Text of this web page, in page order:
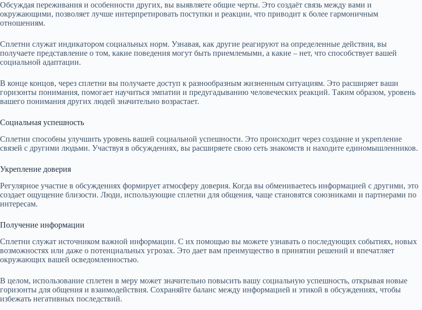
Обсуждая переживания и особенности других, вы выявляете общие черты. Это создаёт связь между вами и
окружающими, позволяет лучше интерпретировать поступки и реакции, что приводит к более гармоничным
отношениям.
Сплетни служат индикатором социальных норм. Узнавая, как другие реагируют на определенные действия, вы
получаете представление о том, какие поведения могут быть приемлемыми, а какие – нет, что способствует вашей
социальной адаптации.
В конце концов, через сплетни вы получаете доступ к разнообразным жизненным ситуациям. Это расширяет ваши
горизонты понимания, помогает научиться эмпатии и предугадыванию человеческих реакций. Таким образом, уровень
вашего понимания других людей значительно возрастает.
Социальная успешность
Сплетни способны улучшить уровень вашей социальной успешности. Это происходит через создание и укрепление
связей с другими людьми. Участвуя в обсуждениях, вы расширяете свою сеть знакомств и находите единомышленников.
Укрепление доверия
Регулярное участие в обсуждениях формирует атмосферу доверия. Когда вы обмениваетесь информацией с другими, это
создает ощущение близости. Люди, использующие сплетни для общения, чаще становятся союзниками и партнерами по
интересам.
Получение информации
Сплетни служат источником важной информации. С их помощью вы можете узнавать о последующих событиях, новых
возможностях или даже о потенциальных угрозах. Это дает вам преимущество в принятии решений и впечатляет
окружающих вашей осведомленностью.
В целом, использование сплетен в меру может значительно повысить вашу социальную успешность, открывая новые
горизонты для общения и взаимодействия. Сохраняйте баланс между информацией и этикой в обсуждениях, чтобы
избежать негативных последствий.